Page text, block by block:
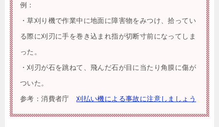
例：
・草刈り機で作業中に地面に障害物をみつけ、拾ってい
る際に刈刃に手を巻き込まれ指が切断寸前になってしま
った。
・刈刃が石を跳ねて、飛んだ石が目に当たり角膜に傷が
ついた。
参考：消費者庁刈払い機による事故に注意しましょう